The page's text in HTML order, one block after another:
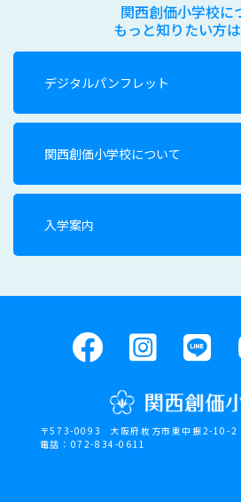
関西創価小学校に
もっと知りたい方
デジタルパンフレット
関西創価小学校について
入学案内
〒573-0093
大阪府枚方市東中振2-10-2
電話：072-834-0611